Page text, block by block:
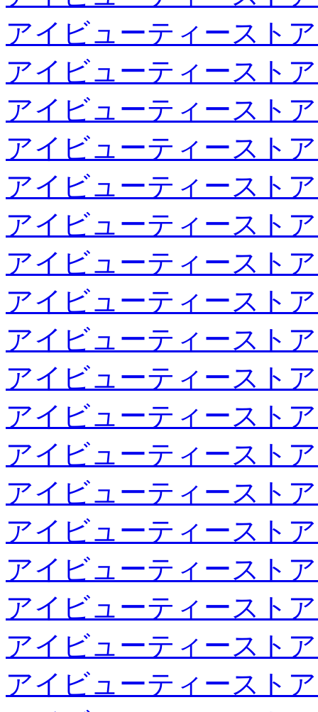
アイビューティースト
アイビューティースト
アイビューティースト
アイビューティースト
アイビューティースト
アイビューティースト
アイビューティースト
アイビューティースト
アイビューティースト
アイビューティースト
アイビューティースト
アイビューティースト
アイビューティースト
アイビューティースト
アイビューティースト
アイビューティースト
アイビューティースト
アイビューティースト